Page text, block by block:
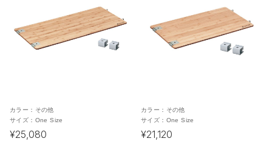
カラー： その他
サイズ： One Size
¥25,080
カラー： その他
サイズ： One Size
¥21,120